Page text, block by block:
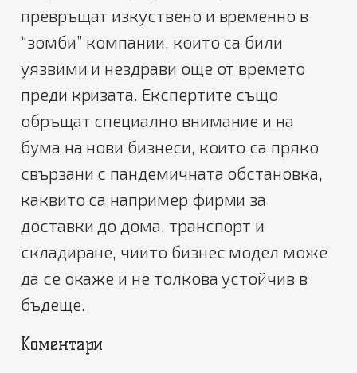
превръщат изкуствено и временно в
“зомби” компании, които са били
уязвими и нездрави още от времето
преди кризата. Експертите също
обръщат специално внимание и на
бума на нови бизнеси, които са пряко
свързани с пандемичната обстановка,
каквито са например фирми за
доставки до дома, транспорт и
складиране, чиито бизнес модел може
да се окаже и не толкова устойчив в
бъдеще.
Коментари